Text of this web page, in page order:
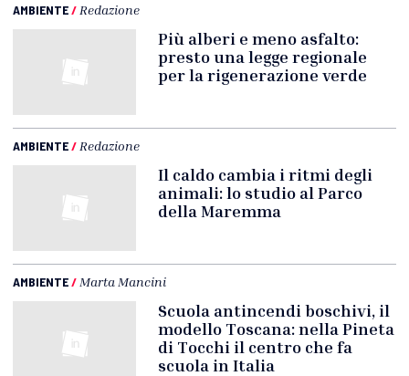
AMBIENTE/ Redazione
Più alberi e meno asfalto:
presto una legge regionale
per la rigenerazione verde
AMBIENTE/ Redazione
Il caldo cambia i ritmi degli
animali: lo studio al Parco
della Maremma
AMBIENTE/ Marta Mancini
Scuola antincendi boschivi, il
modello Toscana: nella Pineta
di Tocchi il centro che fa
scuola in Italia